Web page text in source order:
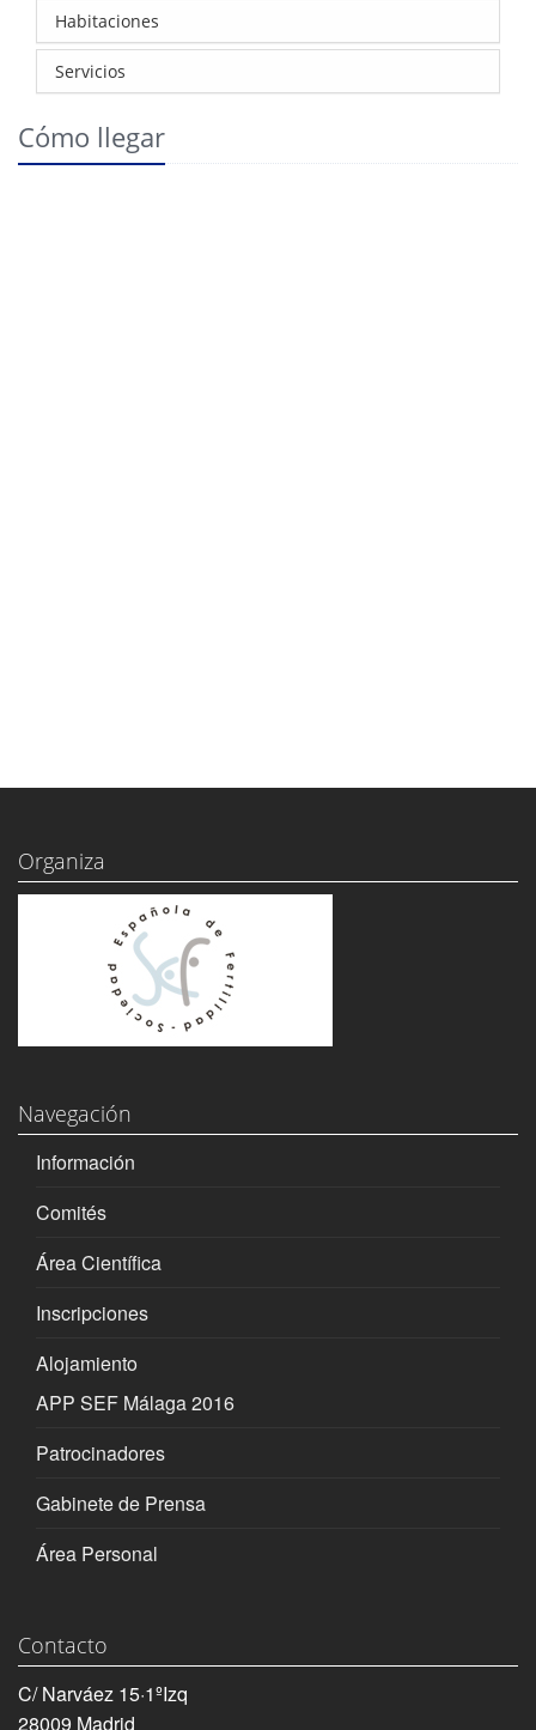
Habitaciones
Servicios
Cómo llegar
Organiza
Navegación
Información
Comités
Área Científica
Inscripciones
Alojamiento
APP SEF Málaga 2016
Patrocinadores
Gabinete de Prensa
Área Personal
Contacto
C/ Narváez 15·1ºIzq
28009 Madrid